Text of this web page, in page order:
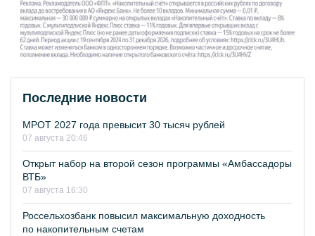
Последние новости
МРОТ 2027 года превысит 30 тысяч рублей
07 августа 20:46
Открыт набор на второй сезон программы «Амбассадоры
ВТБ»
07 августа 16:30
Россельхозбанк повысил максимальную доходность
по накопительным счетам